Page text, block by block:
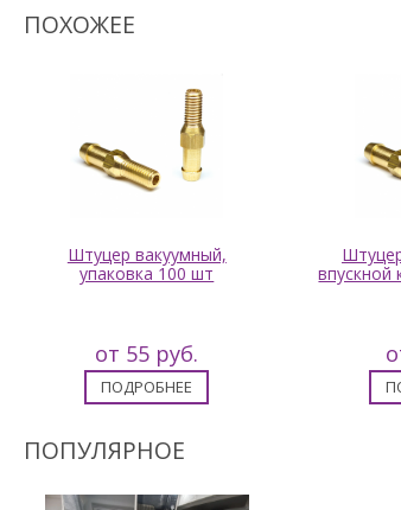
ПОХОЖЕЕ
Штуцер вакуумный,
упаковка 100 шт
от 55 руб.
ПОДРОБНЕЕ
впускной
ПОПУЛЯРНОЕ